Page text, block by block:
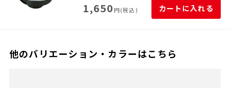
1,650 円(税込) カートに入れる
他のバリエーション・カラーはこちら